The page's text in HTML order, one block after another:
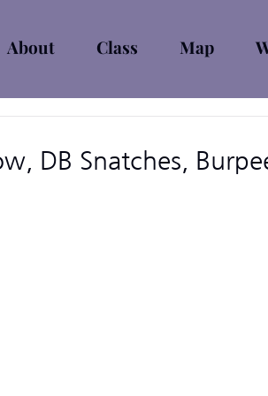
About Class Map
DB Snatches,